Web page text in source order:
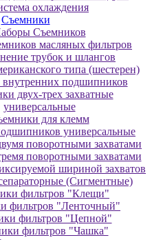
охлаждения
Съемники
Съемников
масляных фильтров
трубок и шлангов
типа (шестерен)
подшипников
двух-трех захватные
универсальные
для клемм
универсальные
поворотными захватами
поворотными захватами
шириной захватов
(Сигментные)
фильтров "Клещи"
фильтров "Ленточный"
фильтров "Цепной"
фильтров "Чашка"